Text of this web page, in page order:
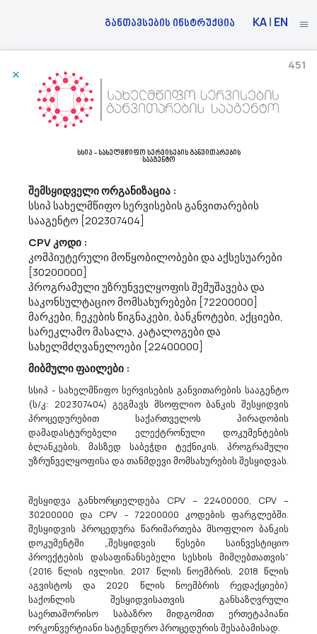
განთავსების ინსტრუქცია KA| EN
Შპს ,,საქაერონავიგაცია“ Აცხადებს Ბაზრის Კვლევას
72413000 - მსოფლიო ქსელის (www) გვერდების შექმნა.
21/05/2026
მოგესალმებით,გაცნობებთ, რომ შპს ,,საქაერონავიგაცია“ (ს/
მომსახურების (CPV code: 724130000) შესყიდვის სავარაუდო
ღირებულების დადგენის მიზნით. დაინეტერსების შემთხვევაში,
არაუგვიანეს 2026 წლის...
Შპს „თბილისის Სატრანსპორტო Კომპანია“ Აცხადებს Ბაზრის Კვლევას
45233200 - გზების საფართან დაკავშირებული სხვადასხვა სახის
სამუშაოები.
21/05/2026
შპს „თბილისის სატრანსპორტო კომპანია“ ატარებს ბაზრის
კვლევას მე-2 ავტობაზაში დაზიანებული ბეტონის საფარის
აღდგენის და №3 ავტობაზის ტერიტორიაზე დაზიანებული
საფარის ორმოული შეკეთების სამუშაოების (CPVკოდი:
45233200) ელექტრონული ტენდერის საშუალებ...
Სსიპ Სახელმწიფო Შესყიდვების Სააგენტო Აცხადებს Ბაზრის Კვლევას
39160000 - სასკოლო ავეჯი.
მოგესალმებით,გაცნობებთ, რომ საქართველოს საჯარო
სკოლებისთვის განკუთვნილი სასკოლო მერხისა და სკამის
სახელმწიფო შესყიდვის მიზნით, იგეგმება კონსოლიდირებული
ტენდერ(ებ)ის გამოცხადება, ჯამში - 67 000 (სამოცდაშვიდი
სსიპ - სახელმწიფო სერვისების განვითარების
სააგენტო
შემსყიდველი ორგანიზაცია :
სსიპ სახელმწიფო სერვისების განვითარების
სააგენტო [202307404]
CPV კოდი :
კომპიუტერული მოწყობილობები და აქსესუარები
[30200000]
პროგრამული უზრუნველყოფის შემუშავება და
საკონსულტაციო მომსახურებები [72200000]
მარკები, ჩეკების წიგნაკები, ბანკნოტები, აქციები,
სარეკლამო მასალა, კატალოგები და
სახელმძღვანელოები [22400000]
მიბმული ფაილები :
451
სსიპ - სახელმწიფო სერვისების განვითარების სააგენტო
(ს/კ: 202307404) გეგმავს მსოფლიო ბანკის შესყიდვის
პროცედურებით საქართველოს პირადობის
დამადასტურებელი ელექტრონული დოკუმენტების
ბლანკების, მასზედ საბეჭდი ტექნიკის, პროგრამული
უზრუნველყოფისა და თანმდევი მომსახურების შესყიდვას.
შესყიდვა განხორციელდება CPV – 22400000, CPV –
30200000 და CPV - 72200000 კოდების ფარგლებში.
შესყიდვის პროცედურა წარიმართება მსოფლიო ბანკის
დოკუმენტში „შესყიდვის წესები საინვესტიციო
პროექტების დასაფინანსებელი სესხის მიმღებთათვის”
(2016 წლის ივლისი, 2017 წლის ნოემბრის, 2018 წლის
აგვისტოს და 2020 წლის ნოემბრის რედაქციები)
საქონლის შესყიდვისათვის განსაზღვრული
საერთაშორისო საბაზრო მიდგომით ერთეტაპიანი
ორკონვერტიანი სატენდერო პროცედურის შესაბამისად.